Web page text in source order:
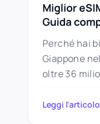
Miglior
Guida
Perché hai
Giappone
oltre 36
Leggi l'articolo